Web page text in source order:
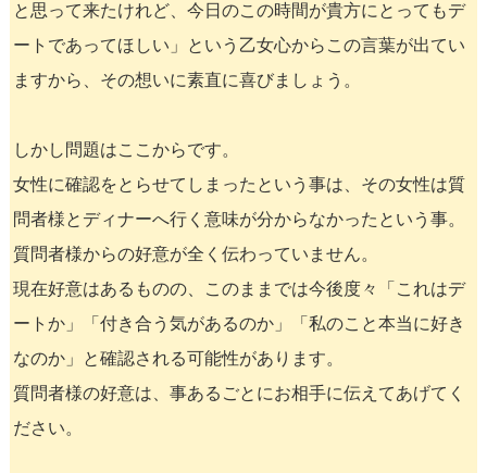
と思って来たけれど、今日のこの時間が貴方にとってもデ
ートであってほしい」という乙女心からこの言葉が出てい
ますから、その想いに素直に喜びましょう。
しかし問題はここからです。
女性に確認をとらせてしまったという事は、その女性は質
問者様とディナーへ行く意味が分からなかったという事。
質問者様からの好意が全く伝わっていません。
現在好意はあるものの、このままでは今後度々「これはデ
ートか」「付き合う気があるのか」「私のこと本当に好き
なのか」と確認される可能性があります。
質問者様の好意は、事あるごとにお相手に伝えてあげてく
ださい。